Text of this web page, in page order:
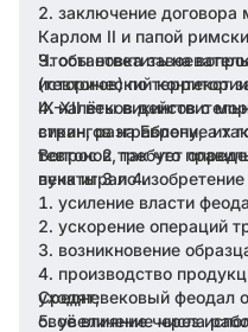
заключение
Карлом II и папой
остановка
(тевтонов) по
налёты викингов с
стран, разграбление их
Чтобы ответить на
исторический контекст
IX-XII веков
викингов на Европу, а
тевтонов, так что
пункты 3 и 4.
Вопрос 2 требует
века играло
усиление власти
ускорение операций
возникновение
производство
уходят;
увеличение числа
Средневековый феодал
своё влияние через